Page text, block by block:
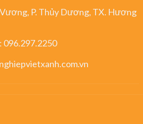
P. Thủy Dương, TX. Hương
096.297.2250